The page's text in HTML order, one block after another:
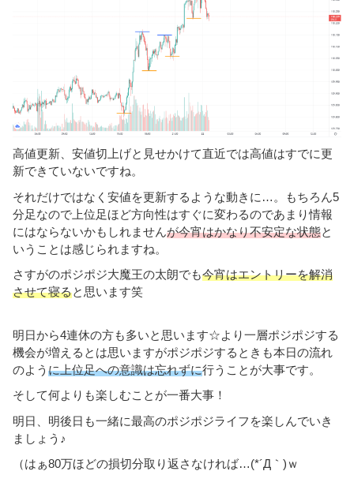
高値更新、安値切上げと見せかけて直近では高値はすでに更
新できていないですね。
それだけではなく安値を更新するような動きに…。もちろん5
分足なので上位足ほど方向性はすぐに変わるのであまり情報
にはならないかもしれませんが今宵はかなり不安定な状態と
いうことは感じられますね。
さすがのポジポジ大魔王の太朗でも今宵はエントリーを解消
させて寝ると思います笑
明日から4連休の方も多いと思います☆より一層ポジポジする
機会が増えるとは思いますがポジポジするときも本日の流れ
のよう に上位足への意識は忘れずに行うことが大事です。
そして何よりも楽しむことが一番大事！
明日、明後日も一緒に最高のポジポジライフを楽しんでいき
ましょう♪
（はぁ80万ほどの損切分取り返さなければ…(*´Д｀)ｗ